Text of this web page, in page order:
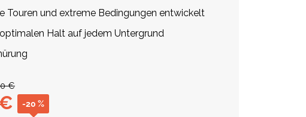
Touren und extreme Bedingungen entwickelt
Halt auf jedem Untergrund
€
-20 %